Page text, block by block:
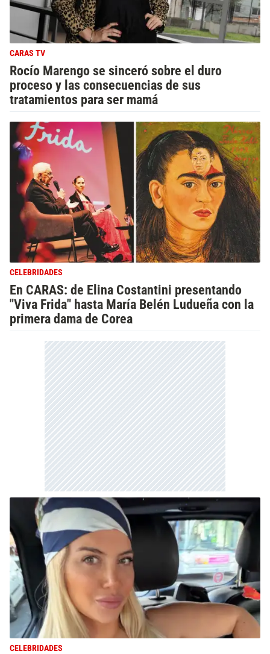
CARAS TV
Rocío Marengo se sinceró sobre el duro
proceso y las consecuencias de sus
tratamientos para ser mamá
CELEBRIDADES
En CARAS: de Elina Costantini presentando
"Viva Frida" hasta María Belén Ludueña con la
primera dama de Corea
CELEBRIDADES